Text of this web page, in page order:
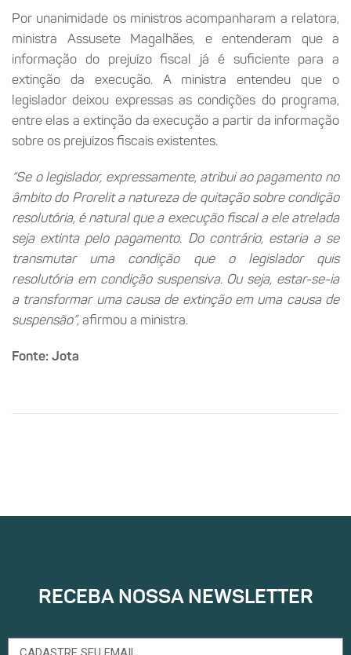
Por unanimidade os ministros acompanharam a relatora,
ministra Assusete Magalhães, e entenderam que a
informação do prejuízo fiscal já é suficiente para a
extinção da execução. A ministra entendeu que o
legislador deixou expressas as condições do programa,
entre elas a extinção da execução a partir da informação
sobre os prejuízos fiscais existentes.
“Se o legislador, expressamente, atribui ao pagamento no
âmbito do Prorelit a natureza de quitação sobre condição
resolutória, é natural que a execução fiscal a ele atrelada
seja extinta pelo pagamento. Do contrário, estaria a se
transmutar uma condição que o legislador quis
resolutória em condição suspensiva. Ou seja, estar-se-ia
a transformar uma causa de extinção em uma causa de
suspensão”, afirmou a ministra.
Fonte: Jota
RECEBA NOSSA NEWSLETTER